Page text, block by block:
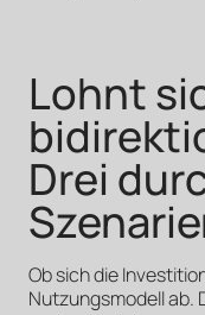
Lohnt
Drei
Ob sich die
Nutzungsmodell ab.